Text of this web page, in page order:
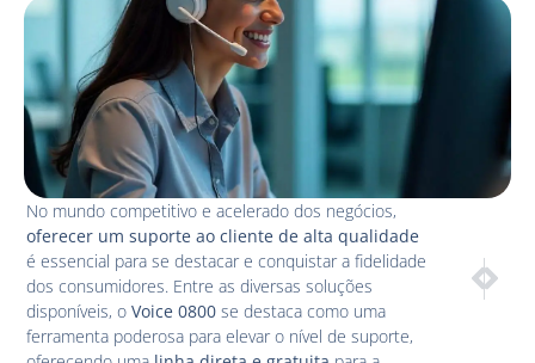
No mundo competitivo e acelerado dos negócios,
oferecer um suporte ao cliente de alta qualidade
é essencial para se destacar e conquistar a fidelidade
dos consumidores. Entre as diversas soluções
disponíveis, oVoice 0800 se destaca como uma
ferramenta poderosa para elevar o nível de suporte,
Como o